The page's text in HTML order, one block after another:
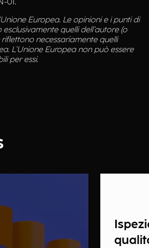
01.
Europea. Le opinioni e i punti di
esclusivamente quelli dell'autore (o
necessariamente quelli
L'Unione Europea non può essere
per essi.